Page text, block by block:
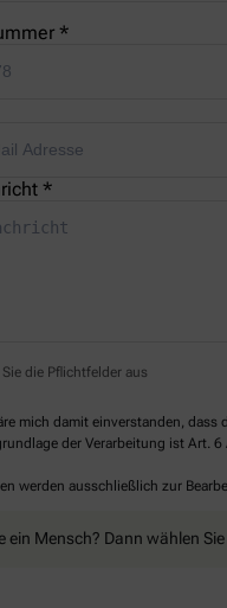
*
*
die Pflichtfelder aus
mich damit einverstanden,
der Verarbeitung ist Art.
werden ausschließlich zur
ein Mensch? Dann wählen